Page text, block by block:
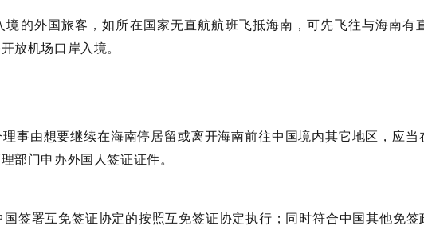
的外国旅客，如所在国家无直航航班飞抵海南，可先飞往与海南有
放机场口岸入境。
事由想要继续在海南停居留或离开海南前往中国境内其它地区，应当
部门申办外国人签证证件。
国签署互免签证协定的按照互免签证协定执行；同时符合中国其他免